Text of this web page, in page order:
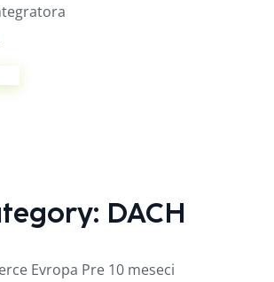
DACH
Evropa Pre 10 meseci